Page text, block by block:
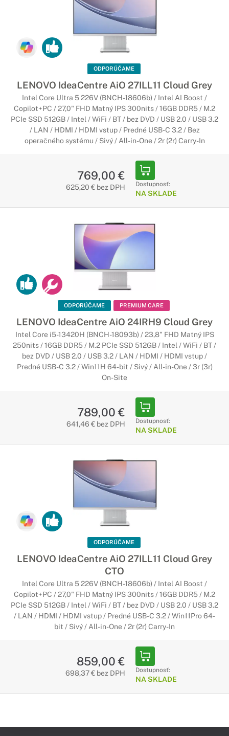
Počítače Lenovo ThinkCentre All-in-
Skvelé pre Váš pracovný stôl
Ak hľadáte počítač do kancelárie, ThinkCentre v prevedení
All-in-One sú tá správna voľba. Vďaka inteligentné dizajnu
šetria miesto na Vašom pracovnom stole, no zároveň sú
dostatočne výkonné na zvládnutie každodenných úloh.
Počítače Lenovo IdeaCentre All-in-
One
Počítač IdeaCentre All-in-One kombinuje dizajn a funkčnosť,
no zároveň ponúka vysoký výkon, ohromujúcu obrazovku bez
okrajov a viacdotykové ovládanie. Vďaka tomu je ideálny pre
Počítače Lenovo All-in-One
Všestranný spoločník
Stolové počítače Lenovo ponúkajú funkcie, vďaka ktorým sa
jedná o priestorovo úsporné počítače so štýlovým
a elegantným dizajnom. Predstavujú ideálnu voľbu na použitie
nielen v domácnosti.
Počítače Lenovo All-in-One s Copilot+
PC
Začína nová éra umelej inteligencie
Najrýchlejšie a najinteligentnejšie počítače so systémom
nástrojmi umelej inteligencie, ktoré urýchľujú vašu
produktivitu a kreativitu.
ODPORÚČAME
LENOVO IdeaCentre AiO 27ILL11 Cloud Grey
Intel Core Ultra 5 226V (BNCH-18606b) / Intel AI Boost /
Copilot+PC / 27,0" FHD Matný IPS 300nits / 16GB DDR5 / M.2
PCIe SSD 512GB / Intel / WiFi / BT / bez DVD / USB 2.0 / USB 3.2
/ LAN / HDMI / HDMI vstup / Predné USB-C 3.2 / Bez
operačného systému / Sivý / All-in-One / 2r (2r) Carry-In
769,00 €
625,20 € bez DPH Dostupnosť:
NA SKLADE
ODPORÚČAME PREMIUM CARE
LENOVO IdeaCentre AiO 24IRH9 Cloud Grey
Intel Core i5-13420H (BNCH-18093b) / 23,8" FHD Matný IPS
250nits / 16GB DDR5 / M.2 PCIe SSD 512GB / Intel / WiFi / BT /
bez DVD / USB 2.0 / USB 3.2 / LAN / HDMI / HDMI vstup /
Predné USB-C 3.2 / Win11H 64-bit / Sivý / All-in-One / 3r (3r)
On-Site
789,00 €
641,46 € bez DPH Dostupnosť:
NA SKLADE
ODPORÚČAME
LENOVO IdeaCentre AiO 27ILL11 Cloud Grey
CTO
Intel Core Ultra 5 226V (BNCH-18606b) / Intel AI Boost /
Copilot+PC / 27,0" FHD Matný IPS 300nits / 16GB DDR5 / M.2
PCIe SSD 512GB / Intel / WiFi / BT / bez DVD / USB 2.0 / USB 3.2
/ LAN / HDMI / HDMI vstup / Predné USB-C 3.2 / Win11Pro 64-
bit / Sivý / All-in-One / 2r (2r) Carry-In
859,00 €
698,37 € bez DPH Dostupnosť:
NA SKLADE